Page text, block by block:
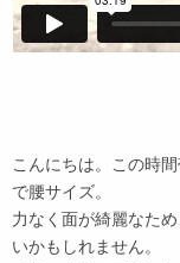
こんにちは。この時
で腰サイズ。
力なく面が綺麗なた
いかもしれません。